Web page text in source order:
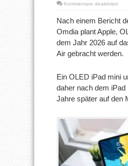
Kommentare deaktiviertfür
iPad
mini
iPad
Air
2026
Nach einem Bericht
Omdia plant Apple,
dem Jahr 2026 auf
Air gebracht werden.
Ein OLED iPad mini
daher nach dem
Jahre später auf den